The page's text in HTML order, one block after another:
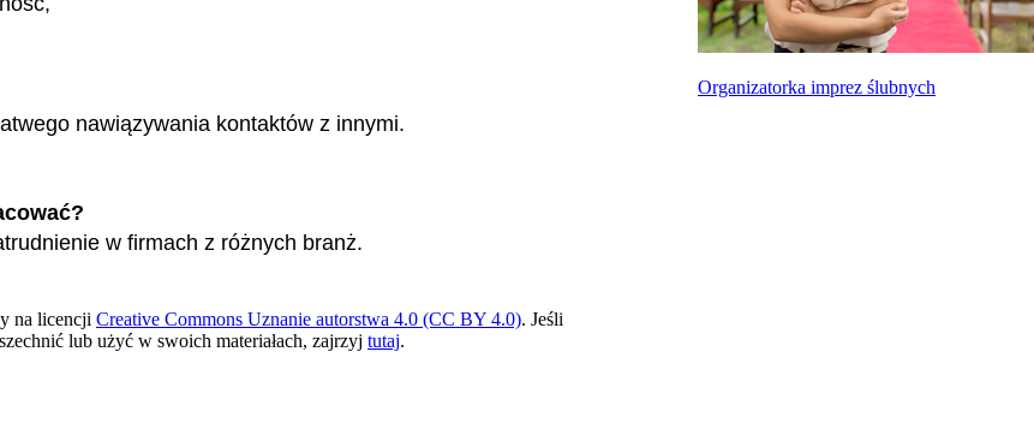
nawiązywania kontaktów z innymi.
w firmach z różnych branż.
na licencji Creative Commons Uznanie autorstwa 4.0 (CC BY 4.0). Jeśli
lub użyć w swoich materiałach, zajrzyj tutaj.
Organizatorka imprez ślubnych